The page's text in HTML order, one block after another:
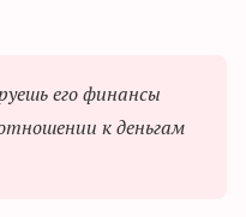
его финансы
к деньгам